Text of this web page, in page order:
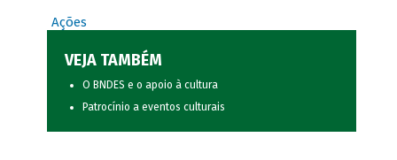
Ações
VEJA TAMBÉM
O BNDES e o apoio à cultura
Patrocínio a eventos culturais